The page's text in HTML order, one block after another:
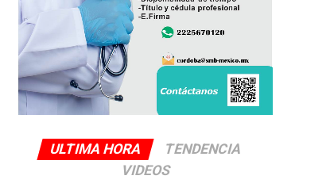
ULTIMA HORA
TENDENCIA
VIDEOS